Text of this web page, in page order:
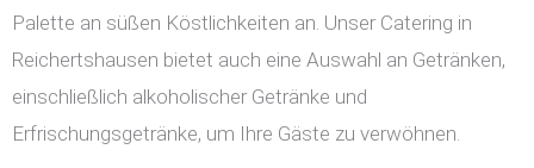
Palette an süßen Köstlichkeiten an. Unser Catering in
Reichertshausen bietet auch eine Auswahl an Getränken,
einschließlich alkoholischer Getränke und
Erfrischungsgetränke, um Ihre Gäste zu verwöhnen.